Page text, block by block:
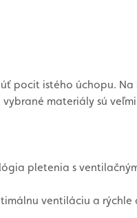
pocit istého úchopu.
materiály sú
pletenia s
ventiláciu a